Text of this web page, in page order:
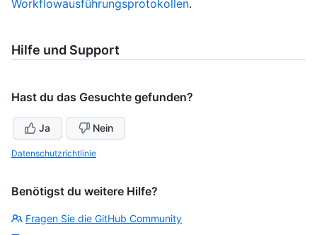
Workflowausführungsprotokollen.
Hilfe und Support
Hast du das Gesuchte gefunden?
Ja Nein
Datenschutzrichtlinie
Benötigst du weitere Hilfe?
Fragen Sie die GitHub Community